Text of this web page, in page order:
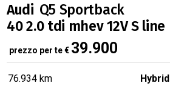
Audi Q5 Sportback
prezzo per te€ 39.900
76.934 km
Hybrid